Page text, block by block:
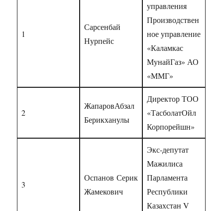
1
Сарсенбай
Нурпейс
управления
Производствен
ное управление
«Каламкас
МунайГаз» АО
«ММГ»
2
ЖапаровАбзал
Берикханулы
Директор ТОО
«ТасболатОйл
Корпорейшн»
3
Оспанов Серик
Жамекович
Экс-депутат
Мажилиса
Парламента
Республики
Казахстан V